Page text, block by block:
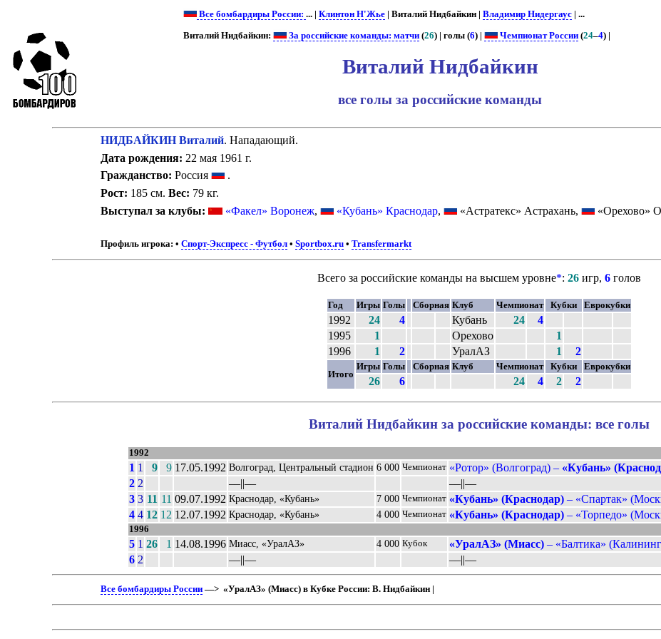
Все бомбардиры России: ... | Клинтон Н'Жье | Виталий Нидбайкин | Владимир Нидергаус | ...
Виталий Нидбайкин: За российские команды: матчи (26) | голы (6) | Чемпионат России (24–4) |
Виталий Нидбайкин
все голы за российские команды
НИДБАЙКИН Виталий. Нападающий.
Дата рождения: 22 мая 1961 г.
Гражданство: Россия
.
Рост: 185 см. Вес: 79 кг.
Выступал за клубы:
«Факел» Воронеж, «Кубань» Краснодар, «Астратекс» Астрахань, «Орехово»
Профиль игрока: • Спорт-Экспресс - Футбол• Sportbox.ru• Transfermarkt
Всего за российские команды на высшем уровне*: 26 игр, 6 голов
Год Игры Голы Сборная Клуб Чемпионат Кубки Еврокубки
1992 24 4 Кубань 24
4
1995
1 Орехово
1
1996
1 2 УралАЗ 1 2
Итого
Игры Голы Сборная Клуб Чемпионат Кубки Еврокубки
26 6 24 4 2 2
Виталий Нидбайкин за российские команды: все голы
1992
1 1 9 9 17.05.1992 Волгоград, Центральный стадион 6 000 Чемпионат «Ротор» (Волгоград) – «Кубань»
2 2 ––||–– ––||––
3 3 11 11 09.07.1992 Краснодар, «Кубань» 7 000 Чемпионат «Кубань» (Краснодар)– «Спартак»
4 4 12 12 12.07.1992 Краснодар, «Кубань» 4 000 Чемпионат «Кубань» (Краснодар)– «Торпедо»
1996
5 1 26 1 14.08.1996 Миасс, «УралАЗ» 4 000 Кубок «УралАЗ» (Миасс)– «Балтика»
6 2 ––||–– ––||––
Все бомбардиры России—> «УралАЗ» (Миасс) в Кубке России: В. Нидбайкин |